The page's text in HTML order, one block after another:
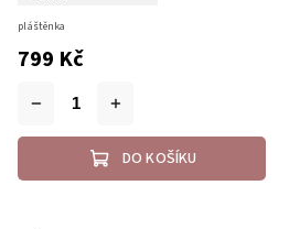
799 Kč
DO KOŠÍKU
pláštěnka